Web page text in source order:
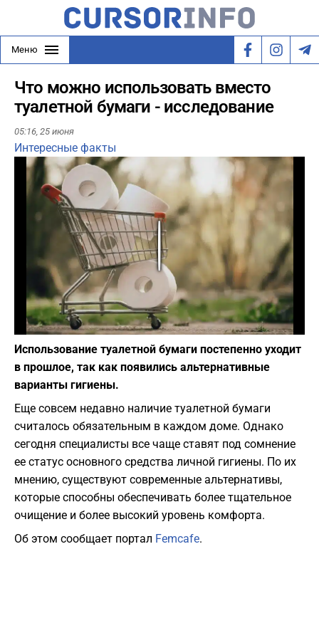
Меню
Что можно использовать вместо
туалетной бумаги - исследование
05:16, 25 июня
Интересные факты
Play
Фото: pixabay.com
Использование туалетной бумаги постепенно уходит
в прошлое, так как появились альтернативные
варианты гигиены.
Еще совсем недавно наличие туалетной бумаги
считалось обязательным в каждом доме. Однако
сегодня специалисты все чаще ставят под сомнение
ее статус основного средства личной гигиены. По их
мнению, существуют современные альтернативы,
которые способны обеспечивать более тщательное
очищение и более высокий уровень комфорта.
Об этом сообщает портал Femcafe.